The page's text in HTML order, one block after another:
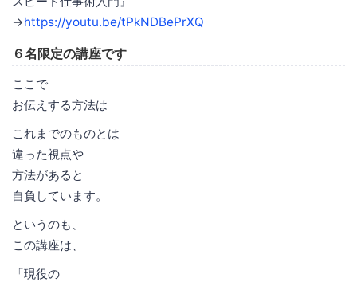
→https://youtu.be/tPkNDBePrXQ
６名限定の講座です
ここで
お伝えする方法は
これまでのものとは
違った視点や
方法があると
自負しています。
というのも、
この講座は、
「現役の